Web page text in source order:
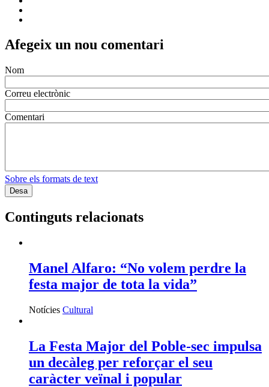
Afegeix un nou comentari
Nom
Correu electrònic
Comentari
Sobre els formats de text
Continguts relacionats
Manel Alfaro: “No volem perdre la
festa major de tota la vida”
Notícies Cultural
La Festa Major del Poble-sec impulsa
un decàleg per reforçar el seu
caràcter veïnal i popular